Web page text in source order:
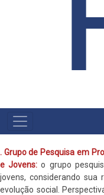
MAIN
MENU
. Grupo de Pesquisa em
e Jovens: o grupo
jovens, considerando
evolução social.